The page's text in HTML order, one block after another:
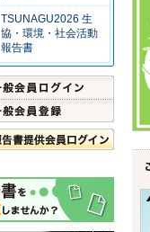
TSUNAGU2026 生
協・環境・社会活動
報告書